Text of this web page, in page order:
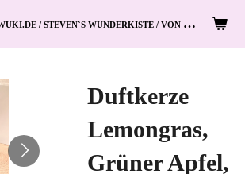
S
TEWUKI.DE / STEVEN`S WUNDERKISTE / VON HAND ZUM HERZ
Duftkerze
Lemongras,
Grüner Apfel,